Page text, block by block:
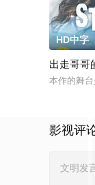
HD中字
出走哥哥
本作的舞
影视评